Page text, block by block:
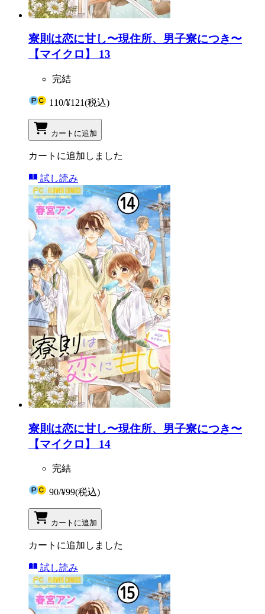
寮則は恋に甘し〜現住所、男子寮につき〜
【マイクロ】 13
完結
110/¥121(税込)
カートに追加
カートに追加しました
試し読み
寮則は恋に甘し〜現住所、男子寮につき〜
【マイクロ】 14
完結
90/¥99(税込)
カートに追加
カートに追加しました
試し読み